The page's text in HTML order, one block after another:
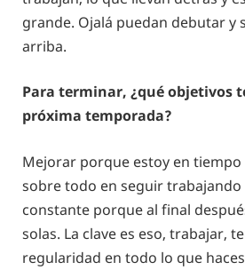
grande. Ojalá puedan debutar y
arriba.
Para terminar, ¿qué objetivos
próxima temporada?
Mejorar porque estoy en
sobre todo en seguir
constante porque al final
solas. La clave es eso, trabajar,
regularidad en todo lo que